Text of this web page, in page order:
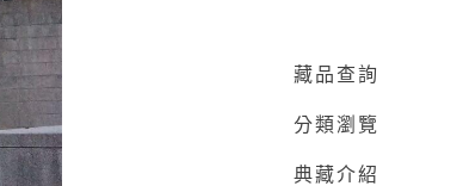
藏品查詢
分類瀏覽
典藏介紹